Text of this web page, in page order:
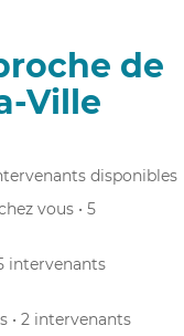
de
Ville
disponibles
vous • 5
intervenants
• 2 intervenants